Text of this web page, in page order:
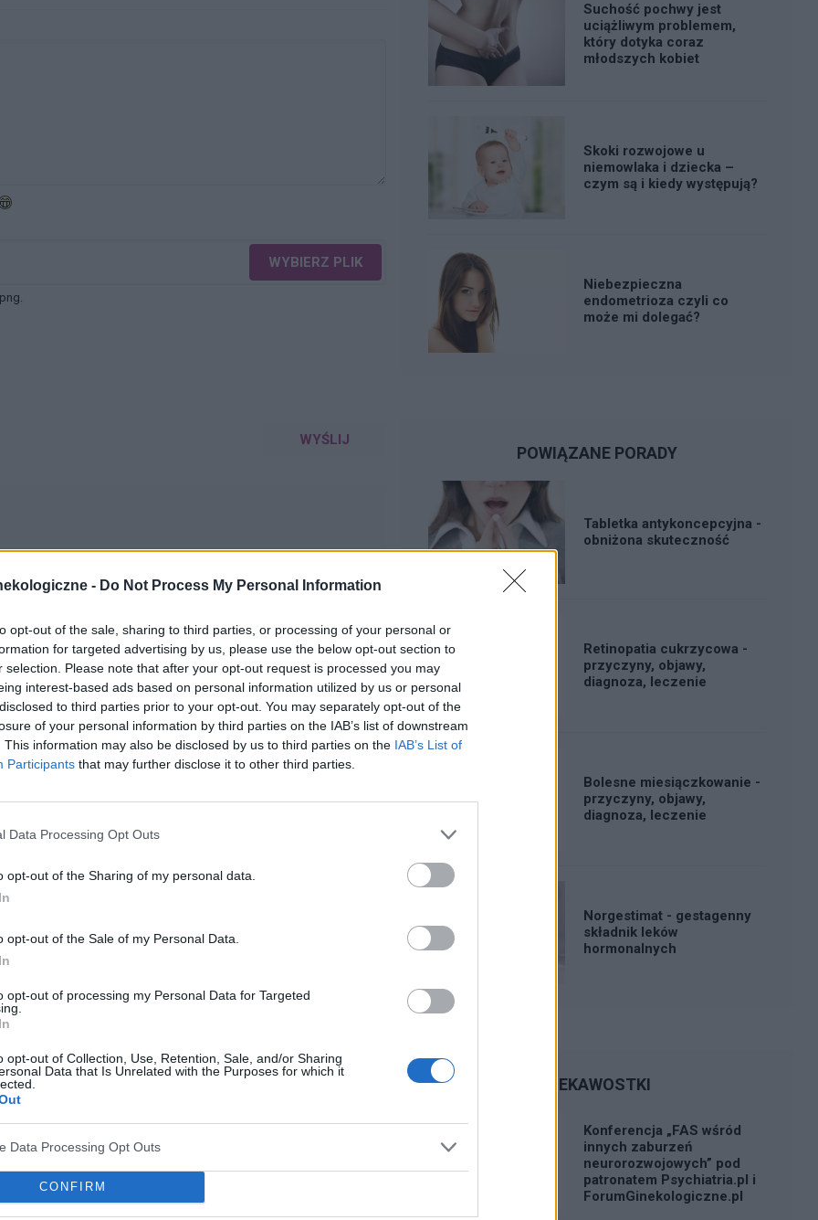
- Do Not Process My Personal Information
opt-out of the sale, sharing to third parties, or processing of your personal or
for targeted advertising by us, please use the below opt-out section to
selection. Please note that after your opt-out request is processed you may
interest-based ads based on personal information utilized by us or personal
to third parties prior to your opt-out. You may separately opt-out of the
of your personal information by third parties on the IAB’s list of downstream
This information may also be disclosed by us to third parties on the IAB’s List of
Participants that may further disclose it to other third parties.
Data Processing Opt Outs
opt-out of the Sharing of my personal data.
opt-out of the Sale of my Personal Data.
opt-out of processing my Personal Data for Targeted
opt-out of Collection, Use, Retention, Sale, and/or Sharing
Data that Is Unrelated with the Purposes for which it
Data Processing Opt Outs
CONFIRM
WYBIERZ PLIK
WYŚLIJ
powinno być sucho w pochwie prawda? A mi i
leci sluz z pochwy. Wargi są zaczerwienione cały czas
szklisty, jak się podcieram to papier jest po prostu w
są momentalnie mokre a nie chve nosisz cały
podobnie?
aż krwistoczerwone
pochwy od dłuższego czasu. Ginekolog
a następnie miałam stosować clotrimazolum.
przez długi czas i nigdy nic mi po nim nie było, ale
zaczeło coś się dziać. Najpierw coś tam mnie
podczas dotyku, ale było to bardzo mało alarmujące.
się że wargi sromowe od strony wewnętrznej najbliżej
ze sobą są całkiem mocno zaczerwienione. Ale nie
do tego łechtaczka też byla bardzo uwrażliwiona.
zaprzestałam używania maści dotykania
drażnić. Dzisiaj natomiast jest TRAGEDIA. Wcześniej
sobota w nocy, jutro jest niedziela, nie mam
nie wiem co robić żeby nie było pogorszenia, ani
tego co czytałam ulotki to moim zdaniem bardzo
z swędzeniem i pieczeniem okolic intymnych do tego
sobie okolice intymne co powodowało obrzęk. Ze
i dalekie terminy wizyty u ginekologa (trzeba czekać
znacznie gorzej i większy jest. Czy to może być
na złagodzenie dolegliwości? Na dniach mam
Z góry dziękuję za każdą pomoc.
takie grudki pod językiem. Mam kłykciny w miejscu
Proszę o
normalne, czy lepiej się tym zająć.
Suchość pochwy jest
uciążliwym problemem,
który dotyka coraz
młodszych kobiet
Skoki rozwojowe u
niemowlaka i dziecka –
czym są i kiedy występują?
Niebezpieczna
endometrioza czyli co
może mi dolegać?
POWIĄZANE PORADY
Tabletka antykoncepcyjna -
obniżona skuteczność
Retinopatia cukrzycowa -
przyczyny, objawy,
diagnoza, leczenie
Bolesne miesiączkowanie -
przyczyny, objawy,
diagnoza, leczenie
Norgestimat - gestagenny
składnik leków
hormonalnych
CIEKAWOSTKI
Konferencja „FAS wśród
innych zaburzeń
neurorozwojowych” pod
patronatem Psychiatria.pl i
ForumGinekologiczne.pl